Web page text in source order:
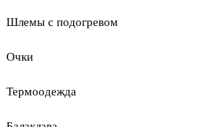
Шлемы с подогревом
Очки
Термоодежда